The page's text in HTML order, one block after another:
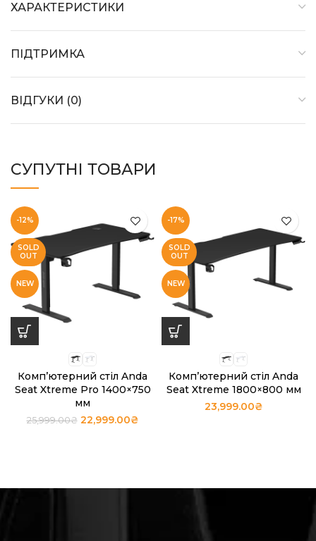
ХАРАКТЕРИСТИКИ
ПІДТРИМКА
ВІДГУКИ (0)
СУПУТНІ ТОВАРИ
-12%
SOLD
OUT
NEW
Комп’ютерний стіл Anda
Seat Xtreme Pro 1400×750
мм
25,999.00₴ 22,999.00₴
-17%
SOLD
OUT
NEW
Комп’ютерний стіл Anda
Seat Xtreme 1800×800 мм
23,999.00₴